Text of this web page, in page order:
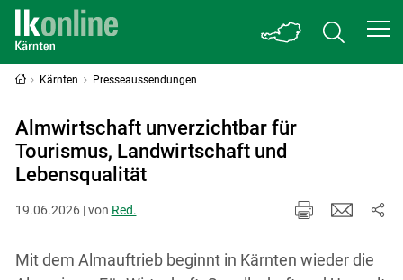
Kärnten Presseaussendungen
Almwirtschaft unverzichtbar für
Tourismus, Landwirtschaft und
Lebensqualität
19.06.2026 | von Red.
Mit dem Almauftrieb beginnt in Kärnten wieder die